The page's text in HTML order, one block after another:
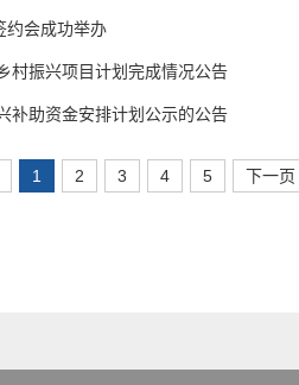
约会成功举办
村振兴项目计划完成情况公告
补助资金安排计划公示的公告
1 2 3 4 5 下一页